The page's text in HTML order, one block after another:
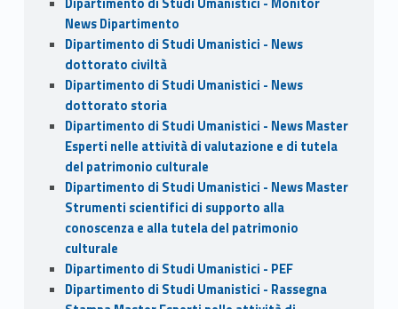
News Dipartimento
Dipartimento di Studi Umanistici - News
dottorato civiltà
Dipartimento di Studi Umanistici - News
dottorato storia
Dipartimento di Studi Umanistici - News Master
Esperti nelle attività di valutazione e di tutela
del patrimonio culturale
Dipartimento di Studi Umanistici - News Master
Strumenti scientifici di supporto alla
conoscenza e alla tutela del patrimonio
culturale
Dipartimento di Studi Umanistici - PEF
Dipartimento di Studi Umanistici - Rassegna